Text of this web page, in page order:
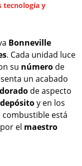
tecnología y
Bonneville
. Cada unidad luce
su número de
un acabado
dorado de aspecto
depósitoy en los
combustible está
el maestro